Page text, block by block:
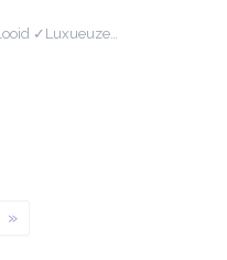
✓Luxueuze…
»